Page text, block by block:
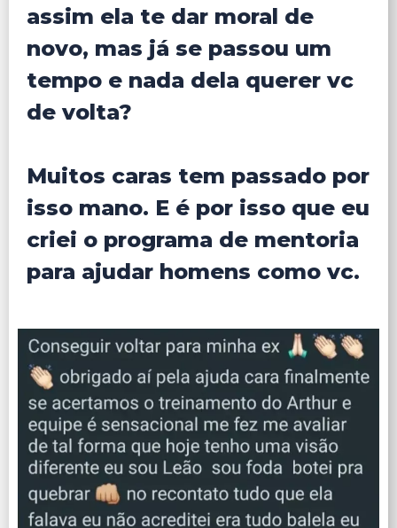
assim ela te dar moral de
novo, mas já se passou um
tempo e nada dela querer vc
de volta?
Muitos caras tem passado por
isso mano. E é por isso que eu
criei o programa de mentoria
para ajudar homens como vc.